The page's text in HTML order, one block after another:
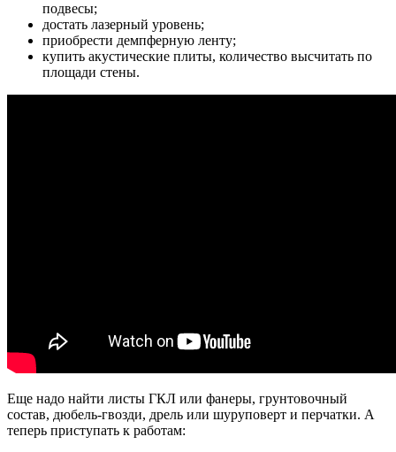
подвесы;
достать лазерный уровень;
приобрести демпферную ленту;
купить акустические плиты, количество высчитать по
площади стены.
Еще надо найти листы ГКЛ или фанеры, грунтовочный
состав, дюбель-гвозди, дрель или шуруповерт и перчатки. А
теперь приступать к работам: